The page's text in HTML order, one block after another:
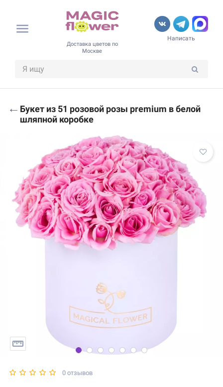
Доставка цветов по
Москве
Написать
← Букет из 51 розовой розы premium в белой
шляпной коробке
0 отзывов